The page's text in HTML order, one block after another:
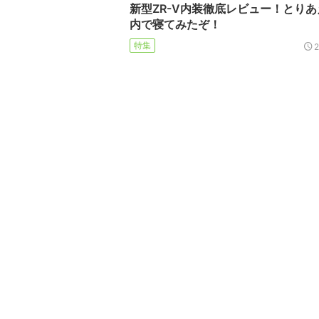
新型ZR-V内装徹底レビュー！とり
内で寝てみたぞ！
特集